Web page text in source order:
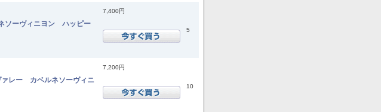
ソーヴィニヨン ハッピー
7,400円
5
レー カベルネソーヴィニ
7,200円
10